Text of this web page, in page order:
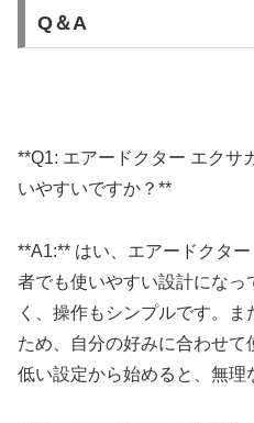
Q＆A
**Q1: エアードクター エクサ
いやすいですか？**
**A1:** はい、エアードクタ
者でも使いやすい設計になっ
く、操作もシンプルです。
ため、自分の好みに合わせ
低い設定から始めると、無理